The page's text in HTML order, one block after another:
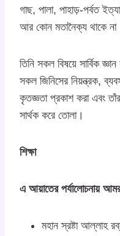
গাছ, পালা, পাহাড়-পর্বত
আর কোন মতানৈক্য থাকে
তিনি সকল বিষয়ে সার্বিক
সকল জিনিসের নিয়ন্ত্রক,
কৃতজ্ঞতা প্রকাশ করা এবং
সার্থক করে তোলা।
শিক্ষা
এ আয়াতের পর্যালোচনায়
মহান স্রষ্টা আল্লাহ